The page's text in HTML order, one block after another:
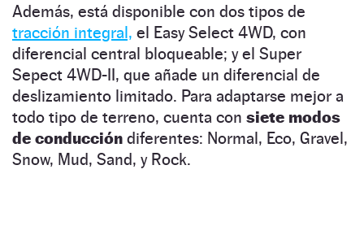
Además, está disponible con dos tipos de
tracción integral, el Easy Select 4WD, con
diferencial central bloqueable; y el Super
Sepect 4WD-II, que añade un diferencial de
deslizamiento limitado. Para adaptarse mejor a
todo tipo de terreno, cuenta con siete modos
de conducción diferentes: Normal, Eco, Gravel,
Snow, Mud, Sand, y Rock.